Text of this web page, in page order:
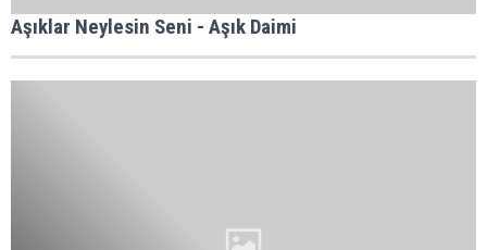
Aşıklar Neylesin Seni - Aşık Daimi